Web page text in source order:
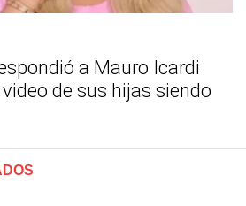
a Mauro Icardi
de sus hijas siendo